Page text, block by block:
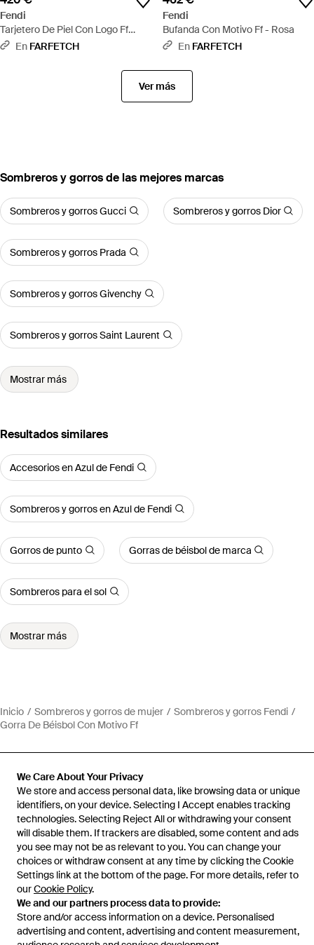
We Care About Your Privacy
We store and access personal data, like browsing data or unique
identifiers, on your device. Selecting I Accept enables tracking
technologies. Selecting Reject All or withdrawing your consent
will disable them. If trackers are disabled, some content and ads
you see may not be as relevant to you. You can change your
choices or withdraw consent at any time by clicking the Cookie
Settings link at the bottom of the page. For more details, refer to
ourCookie Policy.
We and our partners process data to provide:
Store and/or access information on a device. Personalised
advertising and content, advertising and content measurement,
Fendi
Tarjetero De Piel Con Logo Ff
Diamonds En Relieve - Morado
En FARFETCH
Fendi
Bufanda Con Motivo Ff - Rosa
En FARFETCH
Ver más
Sombreros y gorros de las mejores marcas
Sombreros y gorros Gucci Sombreros y gorros Dior
Sombreros y gorros Prada
Sombreros y gorros Givenchy
Sombreros y gorros Saint Laurent
Mostrar más
Resultados similares
Accesorios en Azul de Fendi
Sombreros y gorros en Azul de Fendi
Gorros de punto Gorras de béisbol de marca
Sombreros para el sol
Mostrar más
Inicio Sombreros y gorros de mujer
Sombreros y gorros Fendi
Gorra De Béisbol Con Motivo Ff
Ayuda e información